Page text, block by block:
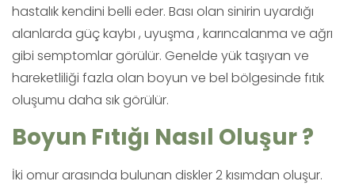
hastalık kendini belli eder. Bası olan sinirin uyardığı
alanlarda güç kaybı , uyuşma , karıncalanma ve ağrı
gibi semptomlar görülür. Genelde yük taşıyan ve
hareketliliği fazla olan boyun ve bel bölgesinde fıtık
oluşumu daha sık görülür.
Boyun Fıtığı Nasıl Oluşur ?
İki omur arasında bulunan diskler 2 kısımdan oluşur.